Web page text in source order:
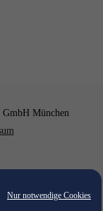
Nur notwendige Cookies
München